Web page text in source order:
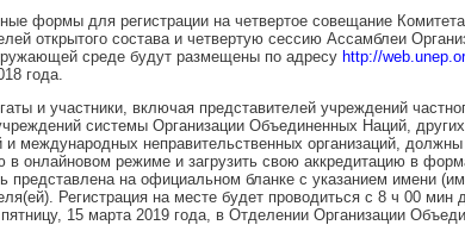
формы для регистрации на четвертое совещание
открытого состава и четвертую сессию Ассамблеи
среде будут размещены по адресу http://
года.
и участники, включая представителей учреждений
системы Организации Объединенных Наций,
и международных неправительственных организаций,
в онлайновом режиме и загрузить свою аккредитацию в
представлена на официальном бланке с указанием имени
Регистрация на месте будет проводиться с 8 ч 00 мин
15 марта 2019 года, в Отделении Организации